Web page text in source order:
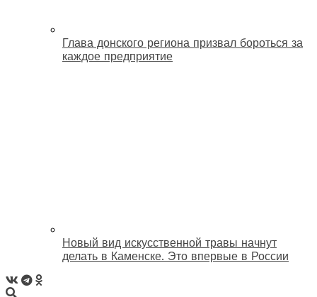
Глава донского региона призвал бороться за
каждое предприятие
Новый вид искусственной травы начнут
делать в Каменске. Это впервые в России